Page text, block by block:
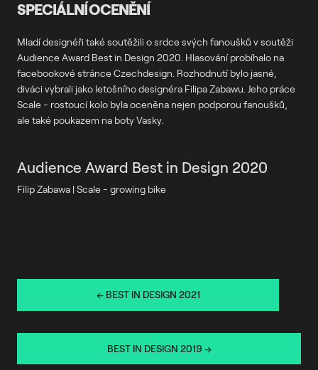
SPECIÁLNÍ OCENĚNÍ
Mladí designéři také soutěžili o srdce svých fanoušků v soutěži
Audience Award Best in Design 2020. Hlasování probíhalo na
facebookové stránce Czechdesign. Rozhodnutí bylo jasné,
diváci vybrali jako letošního designéra Filipa Zabawu. Jeho práce
Scale - rostoucí kolo byla oceněna nejen podporou fanoušků,
ale také poukazem na boty Vasky.
Audience Award Best in Design 2020
Filip Zabawa | Scale - growing bike
← BEST IN DESIGN 2021
BEST IN DESIGN 2019 →